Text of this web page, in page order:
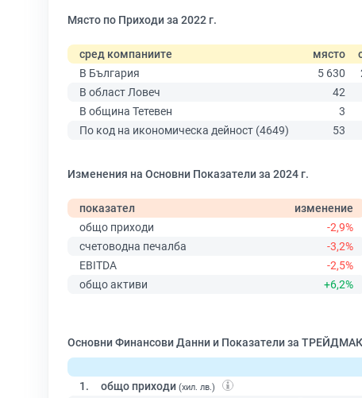
Място по Приходи за 2022 г.
сред компаниите място
В България
5 630
В област Ловеч
42
В община Тетевен
3
По код на икономическа дейност (4649)
53
Изменения на Основни Показатели за 2024 г.
показател
изменение
общо приходи
-2,9%
счетоводна печалба
-3,2%
EBITDA
-2,5%
общо активи
+6,2%
Основни Финансови Данни и Показатели за
1.
общо приходи (хил. лв.)